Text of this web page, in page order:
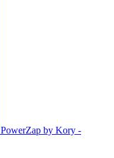
PowerZap by Kory -